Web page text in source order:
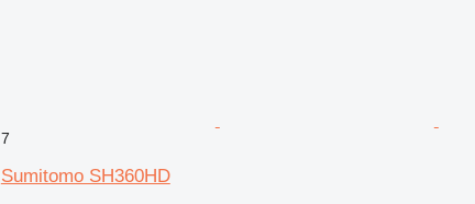
7
Sumitomo SH360HD